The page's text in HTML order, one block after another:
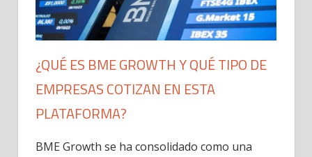
¿QUÉ ES BME GROWTH Y QUÉ TIPO DE
EMPRESAS COTIZAN EN ESTA
PLATAFORMA?
BME Growth se ha consolidado como una